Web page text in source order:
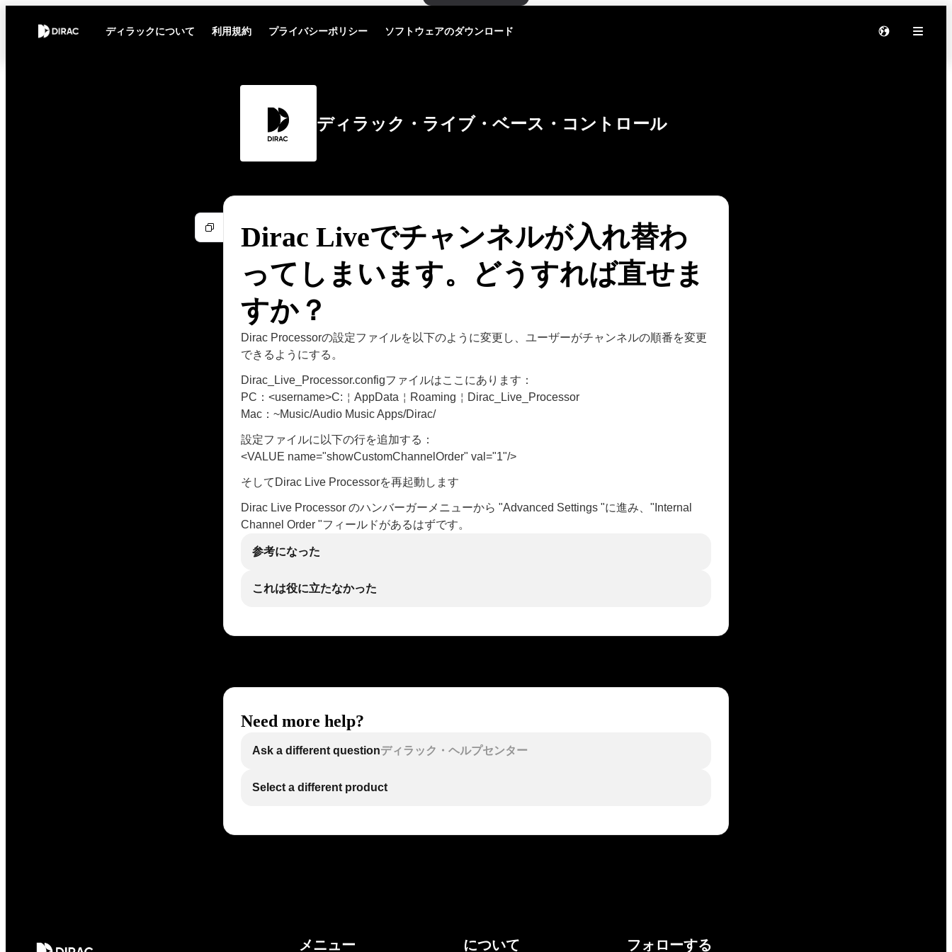
ディラックについて 利用規約 プライバシーポリシー ソフトウェアのダウンロード
ディラック・ライブ・ベース・コントロール
Dirac Liveでチャンネルが入れ替わ
ってしまいます。どうすれば直せま
すか？
Dirac Processorの設定ファイルを以下のように変更し、ユーザーがチャンネルの順番を変更
できるようにする。
Dirac_Live_Processor.configファイルはここにあります：
PC：<username>C:￤AppData￤Roaming￤Dirac_Live_Processor
Mac：~Music/Audio Music Apps/Dirac/
設定ファイルに以下の行を追加する：
<VALUE name="showCustomChannelOrder" val="1"/>
そしてDirac Live Processorを再起動します
Dirac Live Processor のハンバーガーメニューから "Advanced Settings "に進み、"Internal
Channel Order "フィールドがあるはずです。
参考になった
これは役に立たなかった
Need more help?
Ask a different questionディラック・ヘルプセンター
Select a different product
メニュー について フォローする